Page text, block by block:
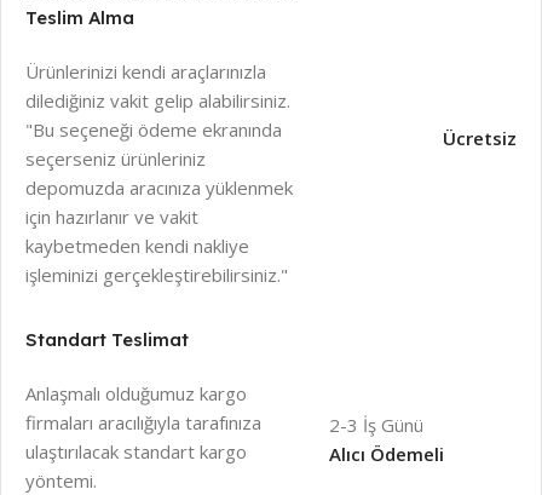
Teslim Alma
Ürünlerinizi kendi araçlarınızla
dilediğiniz vakit gelip alabilirsiniz.
"Bu seçeneği ödeme ekranında
seçerseniz ürünleriniz
depomuzda aracınıza yüklenmek
için hazırlanır ve vakit
kaybetmeden kendi nakliye
işleminizi gerçekleştirebilirsiniz."
Ücretsiz
Standart Teslimat
Anlaşmalı olduğumuz kargo
firmaları aracılığıyla tarafınıza
ulaştırılacak standart kargo
yöntemi.
2-3 İş Günü
Alıcı Ödemeli